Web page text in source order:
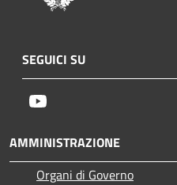
SEGUICI SU
AMMINISTRAZIONE
Organi di Governo